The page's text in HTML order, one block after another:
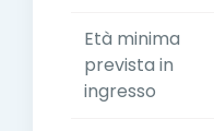
Età minima
prevista in
ingresso